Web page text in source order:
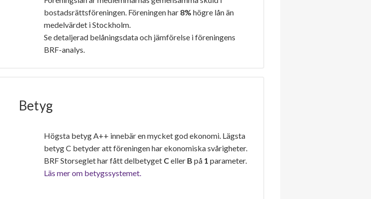
bostadsrättsföreningen. Föreningen har 8% högre lån än
medelvärdet i Stockholm.
Se detaljerad belåningsdata och jämförelse i föreningens
BRF-analys.
Betyg
Högsta betyg A++ innebär en mycket god ekonomi. Lägsta
betyg C betyder att föreningen har ekonomiska svårigheter.
BRF Storseglet har fått delbetyget Celler B på 1 parameter.
Läs mer om betygssystemet.